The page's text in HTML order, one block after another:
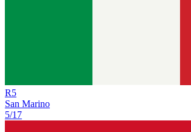
R5
San Marino
5/17